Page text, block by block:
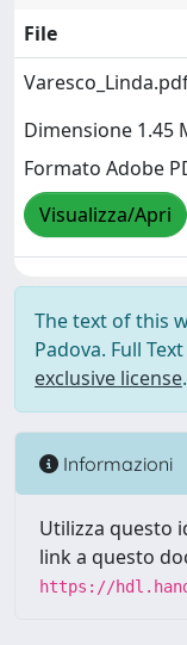
File
Dimensione 1.45
Formato Adobe
Visualizza/Apri
The text of this
Padova. Full
exclusive license
Informazioni
Utilizza questo
link a questo
https://